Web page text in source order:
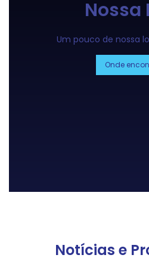
Nossa
Um pouco de nossa
Onde
Notícias e